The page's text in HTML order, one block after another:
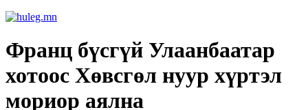
Франц бүсгүй Улаанбаатар
хотоос Хөвсгөл нуур хүртэл
мориор аялна